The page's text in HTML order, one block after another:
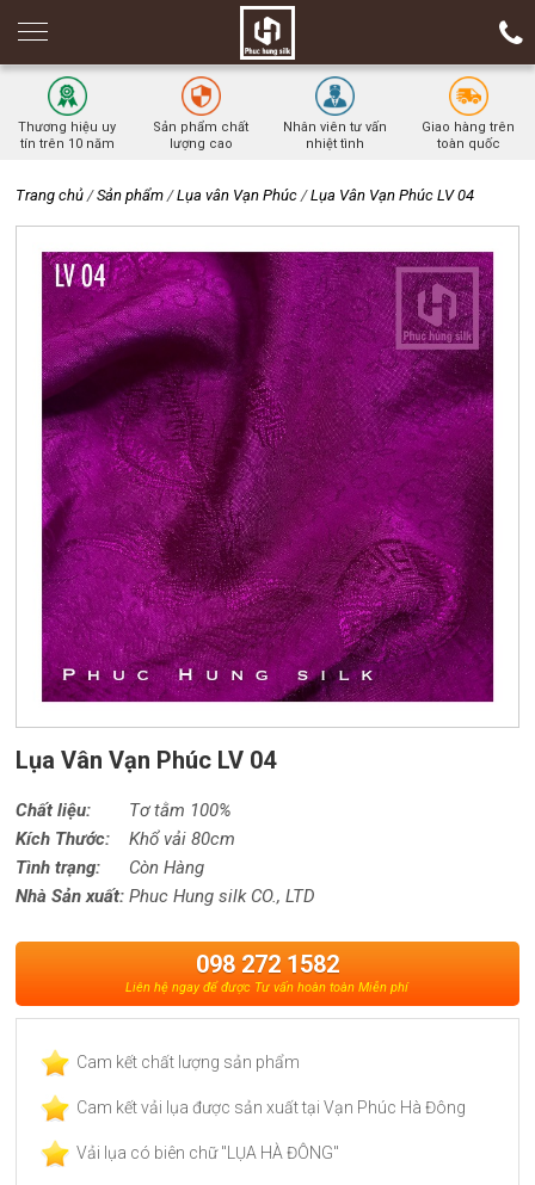
Thương hiệu uy
tín trên 10 năm
Sản phẩm chất
lượng cao
Nhân viên tư vấn
nhiệt tình
Giao hàng trên
toàn quốc
Trang chủ / Sản phẩm / Lụa vân Vạn Phúc / Lụa Vân Vạn Phúc LV 04
Lụa Vân Vạn Phúc LV 04
Chất liệu: Tơ tằm 100%
Kích Thước: Khổ vải 80cm
Tình trạng: Còn Hàng
Nhà Sản xuất: Phuc Hung silk CO., LTD
098 272 1582
Liên hệ ngay để được Tư vấn hoàn toàn Miễn phí
Cam kết chất lượng sản phẩm
Cam kết vải lụa được sản xuất tại Vạn Phúc Hà Đông
Vải lụa có biên chữ "LỤA HÀ ĐÔNG"